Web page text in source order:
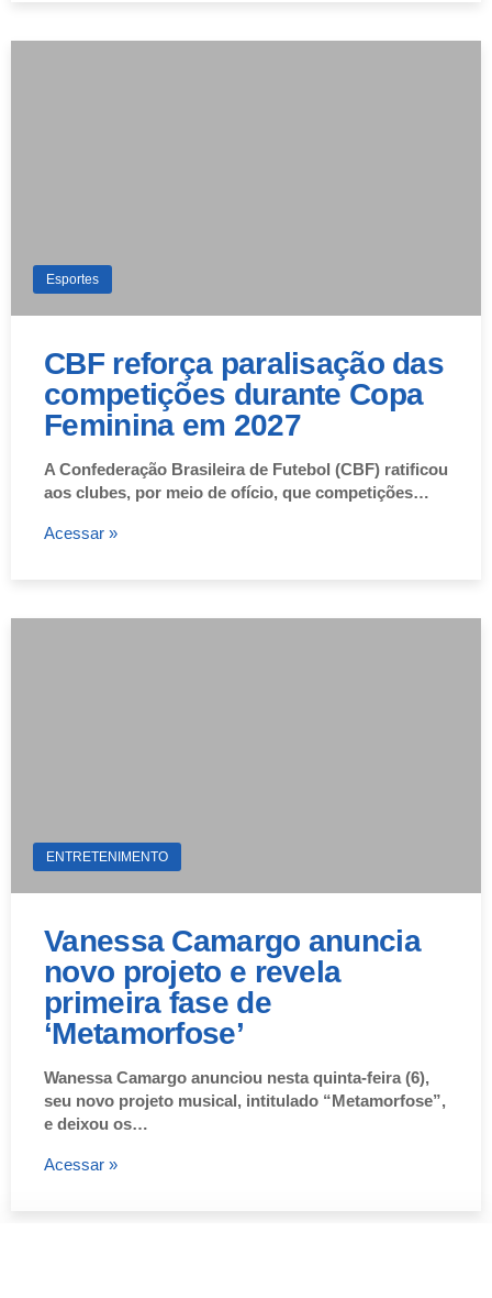
Esportes
CBF reforça paralisação das
competições durante Copa
Feminina em 2027
A Confederação Brasileira de Futebol (CBF) ratificou
aos clubes, por meio de ofício, que competições…
Acessar »
ENTRETENIMENTO
Vanessa Camargo anuncia
novo projeto e revela
primeira fase de
‘Metamorfose’
Wanessa Camargo anunciou nesta quinta-feira (6),
seu novo projeto musical, intitulado “Metamorfose”,
e deixou os…
Acessar »